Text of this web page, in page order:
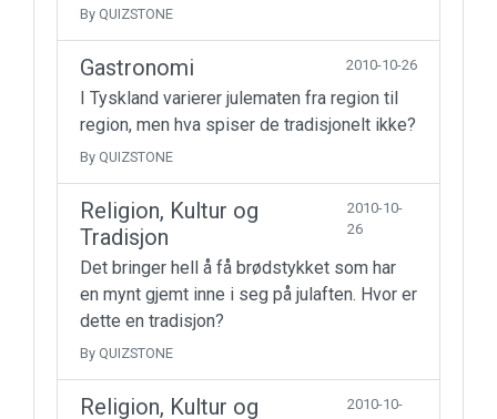
By QUIZSTONE
Gastronomi 2010-10-26
I Tyskland varierer julematen fra region til
region, men hva spiser de tradisjonelt ikke?
By QUIZSTONE
Religion, Kultur og
Tradisjon
2010-10-
26
Det bringer hell å få brødstykket som har
en mynt gjemt inne i seg på julaften. Hvor er
dette en tradisjon?
By QUIZSTONE
Religion, Kultur og
2010-10-